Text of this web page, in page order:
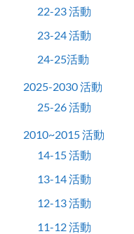
22-23 活動
23-24 活動
24-25活動
2025-2030 活動
25-26 活動
2010~2015 活動
14-15 活動
13-14 活動
12-13 活動
11-12 活動